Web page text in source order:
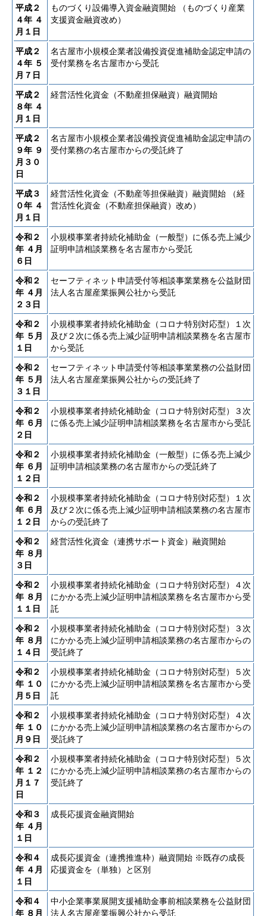
平成２
４年 ４
月１日
ものづくり設備導入資金融資開始 （ものづくり産業
支援資金融資改め）
平成２
４年 ５
月７日
名古屋市小規模企業者設備投資促進補助金認定申請の
受付業務を名古屋市から受託
平成２
８年 ４
月１日
経営活性化資金（不動産担保融資）融資開始
平成２
９年 ９
月３０
日
名古屋市小規模企業者設備投資促進補助金認定申請の
受付業務の名古屋市からの受託終了
平成３
０年 ４
月１日
経営活性化資金（不動産等担保融資）融資開始 （経
営活性化資金（不動産担保融資）改め）
令和２
年 ４月
６日
小規模事業者持続化補助金（一般型）に係る売上減少
証明申請相談業務を名古屋市から受託
令和２
年 ４月
２３日
セーフティネット申請受付等相談事業業務を公益財団
法人名古屋産業振興公社から受託
令和２
年 ５月
１日
小規模事業者持続化補助金（コロナ特別対応型）１次
及び２次に係る売上減少証明申請相談業務を名古屋市
から受託
令和２
年 ５月
３１日
セーフティネット申請受付等相談事業業務の公益財団
法人名古屋産業振興公社からの受託終了
令和２
年 ６月
２日
小規模事業者持続化補助金（コロナ特別対応型）３次
に係る売上減少証明申請相談業務を名古屋市から受託
令和２
年 ６月
１２日
小規模事業者持続化補助金（一般型）に係る売上減少
証明申請相談業務の名古屋市からの受託終了
令和２
年 ６月
１２日
小規模事業者持続化補助金（コロナ特別対応型）１次
及び２次に係る売上減少証明申請相談業務の名古屋市
からの受託終了
令和２
年 ８月
３日
経営活性化資金（連携サポート資金）融資開始
令和２
年 ８月
１１日
小規模事業者持続化補助金（コロナ特別対応型）４次
にかかる売上減少証明申請相談業務を名古屋市から受
託
令和２
年 ８月
１４日
小規模事業者持続化補助金（コロナ特別対応型）３次
にかかる売上減少証明申請相談業務の名古屋市からの
受託終了
令和２
年 １０
月５日
小規模事業者持続化補助金（コロナ特別対応型）５次
にかかる売上減少証明申請相談業務を名古屋市から受
託
令和２
年 １０
月９日
小規模事業者持続化補助金（コロナ特別対応型）４次
にかかる売上減少証明申請相談業務の名古屋市からの
受託終了
令和２
年 １２
月１７
日
小規模事業者持続化補助金（コロナ特別対応型）５次
にかかる売上減少証明申請相談業務の名古屋市からの
受託終了
令和３
年 ４月
１日
成長応援資金融資開始
令和４
年 ４月
１日
成長応援資金（連携推進枠）融資開始 ※既存の成長
応援資金を（単独）と区別
令和４
年 ８月
中小企業事業展開支援補助金事前相談業務を公益財団
法人名古屋産業振興公社から受託